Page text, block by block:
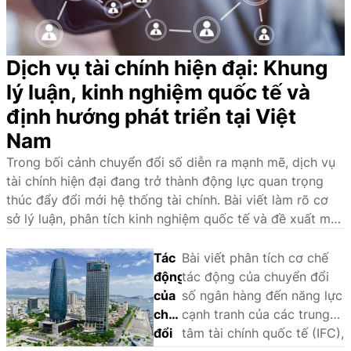
Dịch vụ tài chính hiện đại: Khung
lý luận, kinh nghiệm quốc tế và
định hướng phát triển tại Việt
Nam
Trong bối cảnh chuyển đổi số diễn ra mạnh mẽ, dịch vụ
tài chính hiện đại đang trở thành động lực quan trọng
thúc đẩy đổi mới hệ thống tài chính. Bài viết làm rõ cơ
sở lý luận, phân tích kinh nghiệm quốc tế và đề xuất một
chính hiện đại tại Việt Nam.
Tác
động
của
chuyển
đổi
Bài viết phân tích cơ chế
tác động của chuyển đổi
số ngân hàng đến năng lực
cạnh tranh của các trung
tâm tài chính quốc tế (IFC),